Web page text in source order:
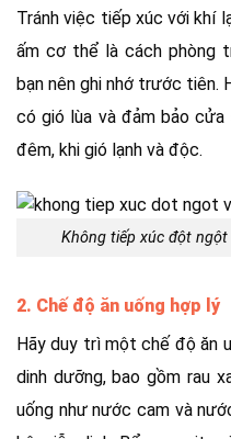
Tránh việc tiếp xúc với khí
ấm cơ thể là cách phòng
bạn nên ghi nhớ trước tiên.
có gió lùa và đảm bảo cửa
đêm, khi gió lạnh và độc.
Không tiếp xúc đột
2. Chế độ ăn uống hợp lý
Hãy duy trì một chế độ ăn
dinh dưỡng, bao gồm rau
uống như nước cam và